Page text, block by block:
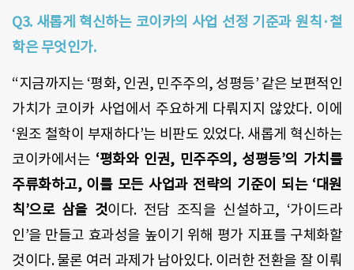
Q3. 새롭게 혁신하는 코이카의 사업 선정 기준과 원칙·철
학은 무엇인가.
“지금까지는 ‘평화, 인권, 민주주의, 성평등’ 같은 보편적인
가치가 코이카 사업에서 주요하게 다뤄지지 않았다. 이에
‘원조 철학이 부재하다’는 비판도 있었다. 새롭게 혁신하는
코이카에서는 ‘평화와 인권, 민주주의, 성평등’의 가치를
주류화하고, 이를 모든 사업과 전략의 기준이 되는 ‘대원
칙’으로 삼을 것이다. 전담 조직을 신설하고, ‘가이드라
인’을 만들고 효과성을 높이기 위해 평가 지표를 구체화할
것이다. 물론 여러 과제가 남아있다. 이러한 전환을 잘 이뤄